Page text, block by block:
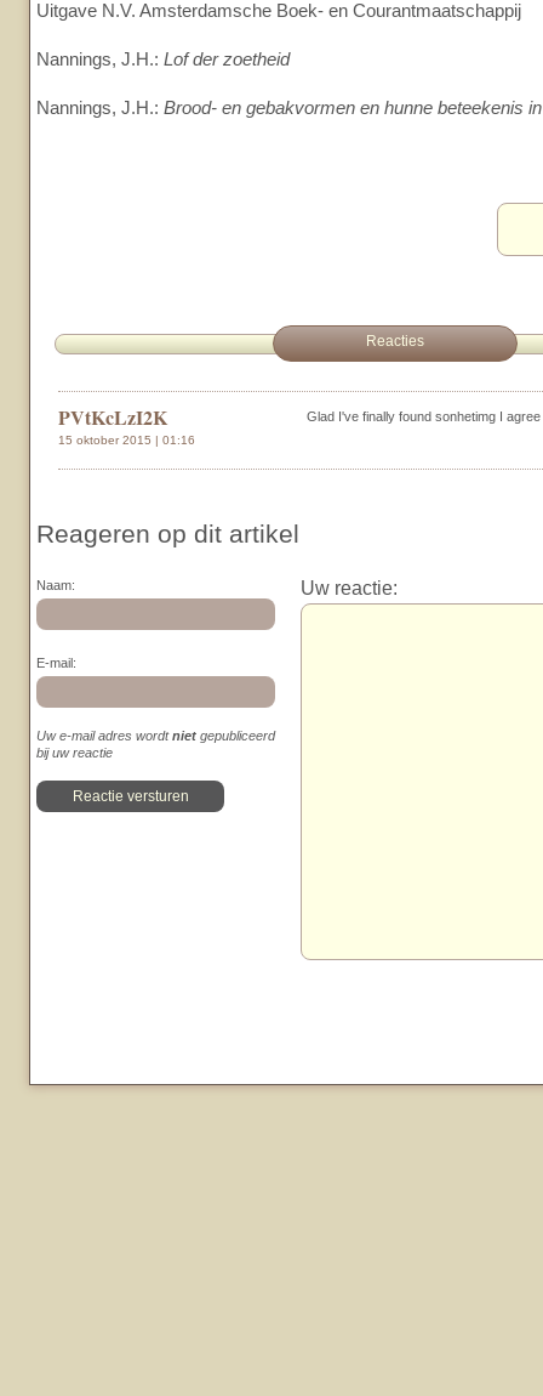
Uitgave N.V. Amsterdamsche Boek- en Courantmaatschappij
Nannings, J.H.: Lof der zoetheid
Nannings, J.H.: Brood- en gebakvormen en hunne beteekenis
Reacties
PVtKcLzI2K
15 oktober 2015 | 01:16
Glad I've finally found sonhetimg I agree
Reageren op dit artikel
Naam:
E-mail:
Uw e-mail adres wordtniet gepubliceerd
bij uw reactie
Uw reactie: